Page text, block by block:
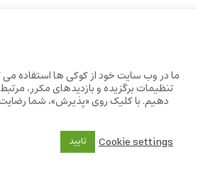
صد و
بیستمین
انقلاب
مشروطه
ما در وب سایت خود از کوکی ها استفاده می
تنظیمات برگزیده و بازدیدهای مکرر، مرتبط
دهیم. با کلیک روی «پذیرش»، شما
Cookie settings
تایید